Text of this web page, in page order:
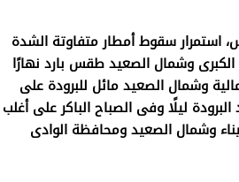
استمرار سقوط أمطار متفاوتة الشدة
وشمال الصعيد طقس بارد نهارًا
وشمال الصعيد مائل للبرودة على
ليلًا وفى الصباح الباكر على أغلب
وشمال الصعيد ومحافظة الوادى